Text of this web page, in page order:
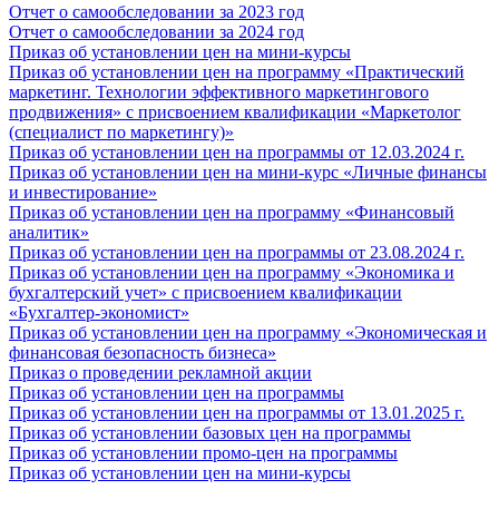
Отчет о самообследовании за 2023 год
Отчет о самообследовании за 2024 год
Приказ об установлении цен на мини-курсы
Приказ об установлении цен на программу «Практический
маркетинг. Технологии эффективного маркетингового
продвижения» с присвоением квалификации «Маркетолог
(специалист по маркетингу)»
Приказ об установлении цен на программы от 12.03.2024 г.
Приказ об установлении цен на мини-курс «Личные финансы
и инвестирование»
Приказ об установлении цен на программу «Финансовый
аналитик»
Приказ об установлении цен на программы от 23.08.2024 г.
Приказ об установлении цен на программу «Экономика и
бухгалтерский учет» с присвоением квалификации
«Бухгалтер-экономист»
Приказ об установлении цен на программу «Экономическая и
финансовая безопасность бизнеса»
Приказ о проведении рекламной акции
Приказ об установлении цен на программы
Приказ об установлении цен на программы от 13.01.2025 г.
Приказ об установлении базовых цен на программы
Приказ об установлении промо-цен на программы
Приказ об установлении цен на мини-курсы